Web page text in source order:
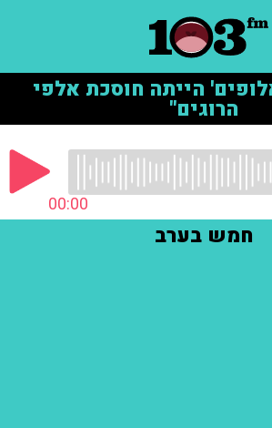
הייתה חוסכת אלפי
הרוגים"
00:00
חמש בערב